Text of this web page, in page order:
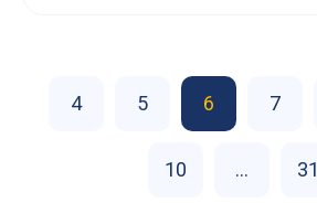
4 5 6 7
10 ... 31